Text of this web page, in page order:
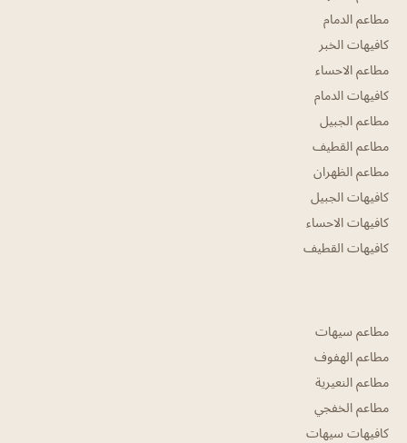
مطاعم الدمام
كافيهات الخبر
مطاعم الاحساء
كافيهات الدمام
مطاعم الجبيل
مطاعم القطيف
مطاعم الظهران
كافيهات الجبيل
كافيهات الاحساء
كافيهات القطيف
مطاعم سيهات
مطاعم الهفوف
مطاعم النعيرية
مطاعم الخفجي
كافيهات سيهات